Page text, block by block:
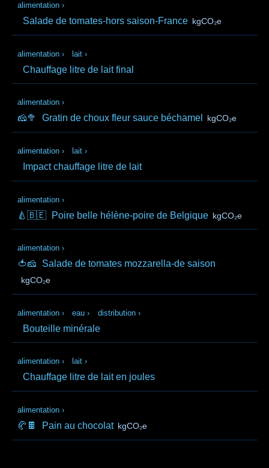
alimentation ›
Salade de tomates-hors saison-France kgCO₂e
alimentation › lait ›
Chauffage litre de lait final
alimentation ›
🧀🥦 Gratin de choux fleur sauce béchamel kgCO₂e
alimentation › lait ›
Impact chauffage litre de lait
alimentation ›
🍐🇧🇪 Poire belle hélène-poire de Belgique kgCO₂e
alimentation ›
🍅🧀 Salade de tomates mozzarella-de saison
kgCO₂e
alimentation › eau › distribution ›
Bouteille minérale
alimentation › lait ›
Chauffage litre de lait en joules
alimentation ›
🥐🍫 Pain au chocolat kgCO₂e